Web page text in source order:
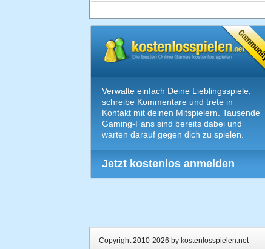
Verwalte einfach Deine Lieblingsspiele,
schreibe Kommentare und trete in
Kontakt mit deinen Mitspielern. Tausende
Gaming-Fans sind bereits dabei und
warten darauf gegen dich zu spielen.
Jetzt kostenlos anmelden
Copyright 2010-2026 by kostenlosspielen.net